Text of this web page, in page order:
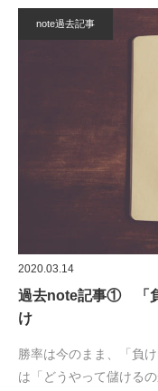
note過去記事
2020.03.14
過去note記事① 「負
け
勝率は今のまま、「負
は「どうやって儲ける